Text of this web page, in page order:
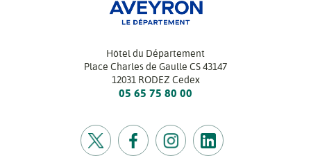
Hôtel du Département
Place Charles de Gaulle CS 43147
12031 RODEZ Cedex
05 65 75 80 00